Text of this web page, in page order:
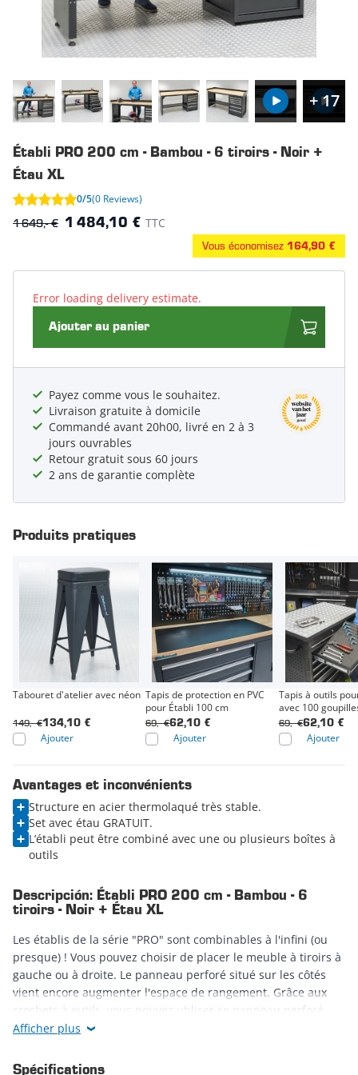
+ 17
Établi PRO 200 cm - Bambou - 6 tiroirs - Noir +
Étau XL
0/5(0 Reviews)
1 649,- € 1 484,10 € TTC
Vous économisez 164,90 €
Error loading delivery estimate.
Ajouter au panier
Payez comme vous le souhaitez.
Livraison gratuite à domicile
Commandé avant 20h00, livré en 2 à 3
jours ouvrables
Retour gratuit sous 60 jours
2 ans de garantie complète
Produits pratiques
Tabouret d'atelier avec néon
134,10 €
149,- €
Ajouter
Tapis de protection en PVC
pour Établi 100 cm
62,10 €
69,- €
Ajouter
Tapis à outils
avec 100
62,10 €
69,- €
Ajouter
Avantages et inconvénients
Structure en acier thermolaqué très stable.
Set avec étau GRATUIT.
L’établi peut être combiné avec une ou plusieurs boîtes à
outils
Descripción: Établi PRO 200 cm - Bambou - 6
tiroirs - Noir + Étau XL
Les établis de la série "PRO" sont combinables à l'infini (ou
presque) ! Vous pouvez choisir de placer le meuble à tiroirs à
gauche ou à droite. Le panneau perforé situé sur les côtés
vient encore augmenter l'espace de rangement. Grâce aux
crochets à outils, vous pouvez utiliser ce panneau perforé
pour ranger encore plus d'outils. De plus, l'établi dispose
hauteur. Encore plus d'espace de rangement !
Afficher plus
Spécifications